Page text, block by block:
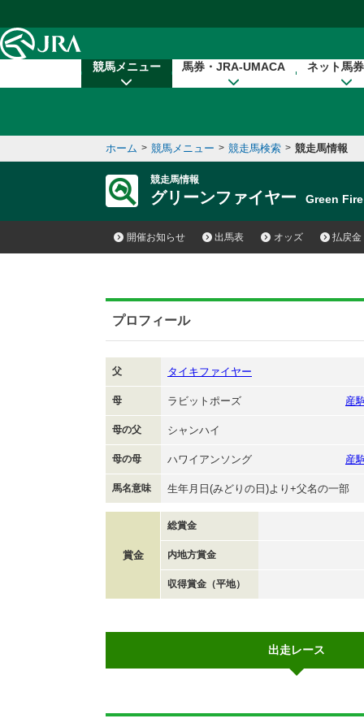
競馬メニュー 馬券・JRA-UMACA ネット馬
ホーム > 競馬メニュー > 競走馬検索 > 競走馬情報
競走馬情報
グリーンファイヤー Green
開催お知らせ 出馬表 オッズ 払戻金
プロフィール
父 タイキファイヤー
母 ラビットポーズ 産
母の父 シャンハイ
母の母 ハワイアンソング 産
馬名意味 生年月日(みどりの日)より+父名の一部
賞金
総賞金
内地方賞金
収得賞金（平地）
出走レース